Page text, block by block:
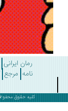
رمان ایرانی
مرجع
کلیه حقوق محفوظ است و